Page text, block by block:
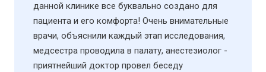
данной клинике все буквально создано для
пациента и его комфорта! Очень внимательные
врачи, объяснили каждый этап исследования,
медсестра проводила в палату, анестезиолог -
приятнейший доктор провел беседу